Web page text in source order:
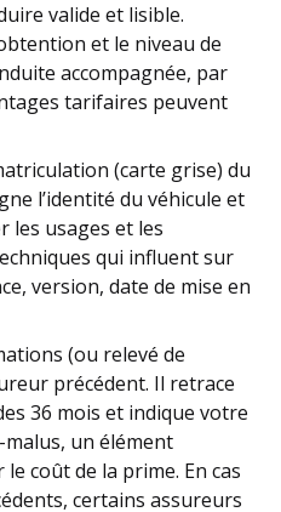
valide et lisible.
et le niveau de
accompagnée, par
tarifaires peuvent
(carte grise) du
l’identité du véhicule et
les usages et les
qui influent sur
version, date de mise en
(ou relevé de
précédent. Il retrace
36 mois et indique votre
un élément
coût de la prime. En cas
certains assureurs